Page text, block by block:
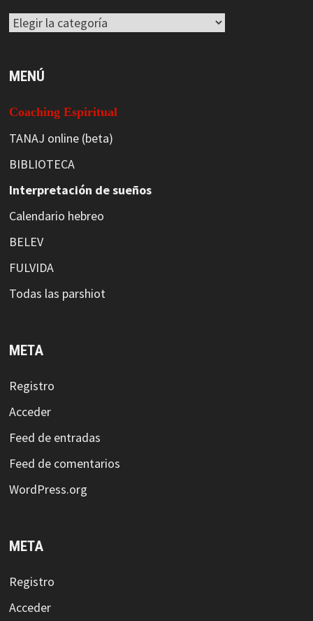
Categorías
MENÚ
Coaching Espiritual
TANAJ online (beta)
BIBLIOTECA
Interpretación de sueños
Calendario hebreo
BELEV
FULVIDA
Todas las parshiot
META
Registro
Acceder
Feed de entradas
Feed de comentarios
WordPress.org
META
Registro
Acceder